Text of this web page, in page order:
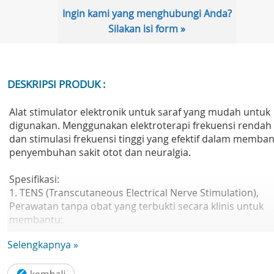
Ingin kami yang menghubungi Anda?
Silakan isi form »
DESKRIPSI PRODUK :
Alat stimulator elektronik untuk saraf yang mudah untuk
digunakan. Menggunakan elektroterapi frekuensi rendah
dan stimulasi frekuensi tinggi yang efektif dalam
penyembuhan sakit otot dan neuralgia.
Spesifikasi:
1. TENS (Transcutaneous Electrical Nerve Stimulation),
Perawatan tanpa obat yang terbukti secara klinis untuk
membantu:
- Melepas endorphins (hormon untuk penghilang rasa
Selengkapnya »